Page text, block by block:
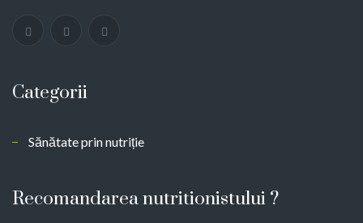
Categorii
Sănătate prin nutriție
Recomandarea nutritionistului ?